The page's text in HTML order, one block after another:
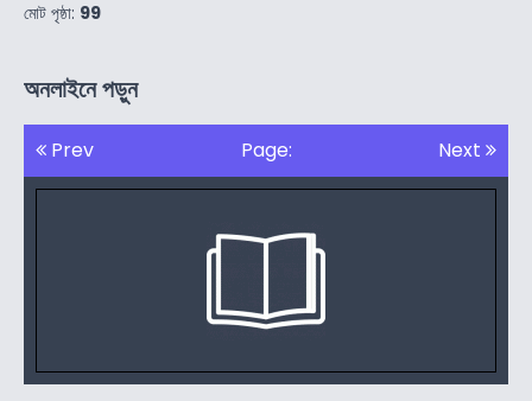
মোট পৃষ্ঠা: 99
অনলাইনে পড়ুন
Prev Page: Next